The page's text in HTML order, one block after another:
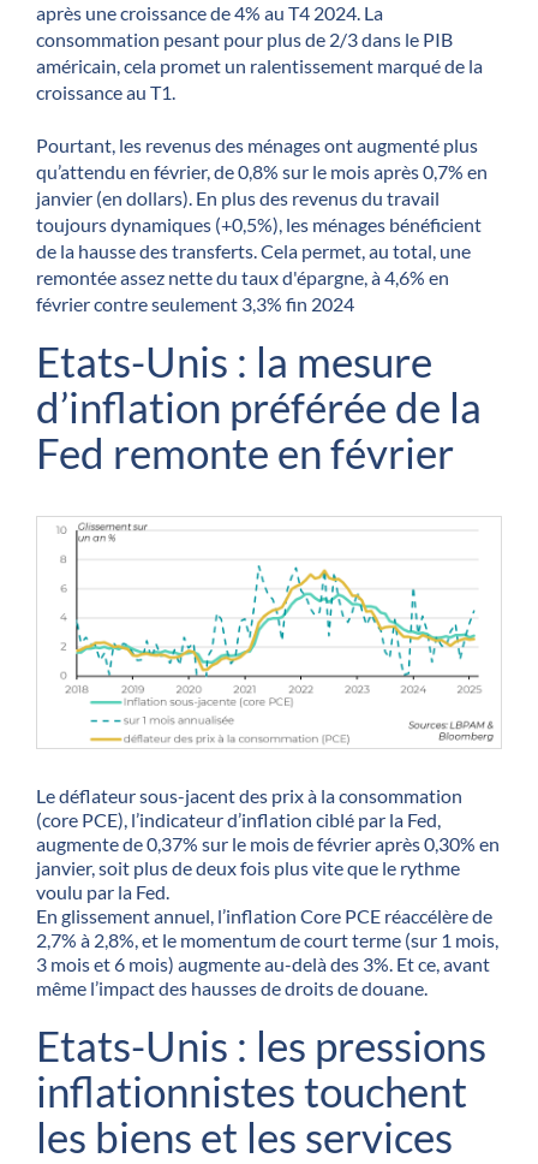
après une croissance de 4% au T4 2024. La
consommation pesant pour plus de 2/3 dans le PIB
américain, cela promet un ralentissement marqué de la
croissance au T1.
Pourtant, les revenus des ménages ont augmenté plus
qu’attendu en février, de 0,8% sur le mois après 0,7% en
janvier (en dollars). En plus des revenus du travail
toujours dynamiques (+0,5%), les ménages bénéficient
de la hausse des transferts. Cela permet, au total, une
remontée assez nette du taux d'épargne, à 4,6% en
février contre seulement 3,3% fin 2024
Etats-Unis : la mesure
d’inflation préférée de la
Fed remonte en février
Le déflateur sous-jacent des prix à la consommation
(core PCE), l’indicateur d’inflation ciblé par la Fed,
augmente de 0,37% sur le mois de février après 0,30% en
janvier, soit plus de deux fois plus vite que le rythme
voulu par la Fed.
En glissement annuel, l’inflation Core PCE réaccélère de
2,7% à 2,8%, et le momentum de court terme (sur 1 mois,
3 mois et 6 mois) augmente au-delà des 3%. Et ce, avant
même l’impact des hausses de droits de douane.
Etats-Unis : les pressions
inflationnistes touchent
les biens et les services